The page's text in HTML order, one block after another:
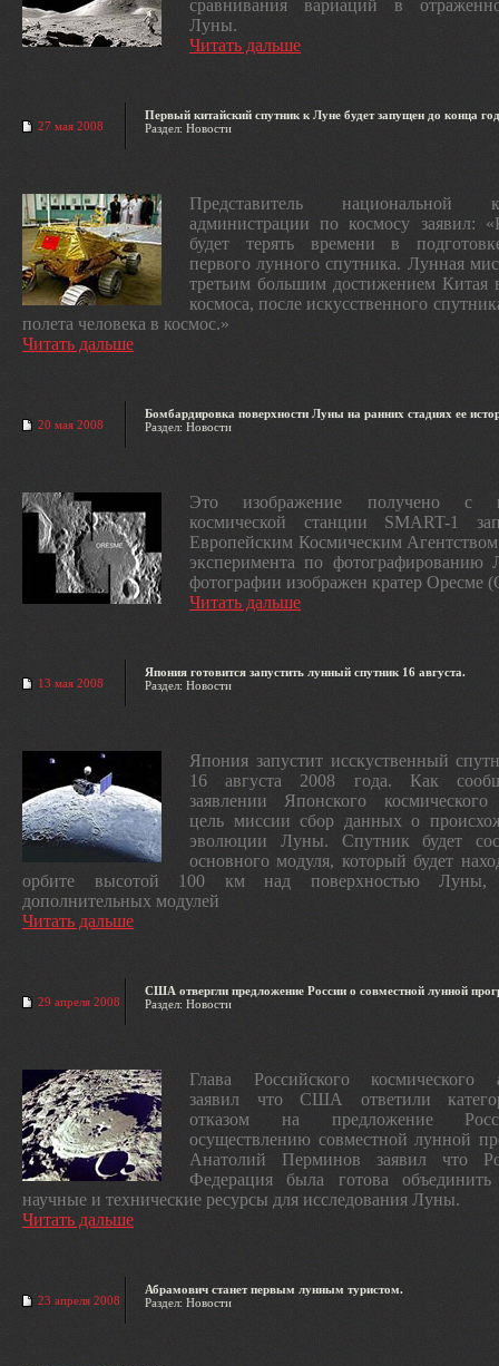
сравнивания вариаций в
Луны.
Читать дальше
27 мая 2008
Первый китайский спутник к Луне будет запущен до конца
Раздел: Новости
Представитель национальной
администрации по космосу заявил:
будет терять времени в
первого лунного спутника. Лунная
третьим большим достижением Китая
космоса, после искусственного
полета человека в космос.»
Читать дальше
20 мая 2008
Бомбардировка поверхности Луны на ранних стадиях ее
Раздел: Новости
Это изображение получено с
космической станции SMART-1
Европейским Космическим
эксперимента по
фотографии изображен кратер Оресме
Читать дальше
13 мая 2008
Япония готовится запустить лунный спутник 16 августа.
Раздел: Новости
Япония запустит исскуственный
16 августа 2008 года. Как
заявлении Японского космического
цель миссии сбор данных о
эволюции Луны. Спутник будет
основного модуля, который будет
орбите высотой 100 км над поверхностью
дополнительных модулей
Читать дальше
29 апреля 2008
США отвергли предложение России о совместной лунной
Раздел: Новости
Глава Российского космического
заявил что США ответили
отказом на предложение
осуществлению совместной лунной
Анатолий Перминов заявил что
Федерация была готова
научные и технические ресурсы для исследования Луны.
Читать дальше
23 апреля 2008
Абрамович станет первым лунным туристом.
Раздел: Новости